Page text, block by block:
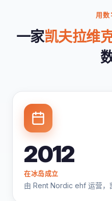
用数
一家凯夫拉维
2012
在冰岛成立
由 Rent Nordic ehf 运营，